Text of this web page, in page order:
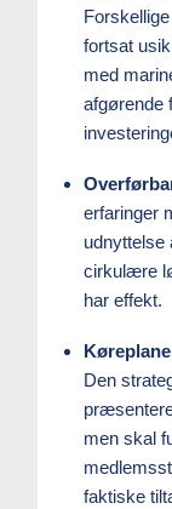
fortsat
med
afgørende
erfaringer
udnyttelse
cirkulære
har effekt.
Den
men skal
faktiske